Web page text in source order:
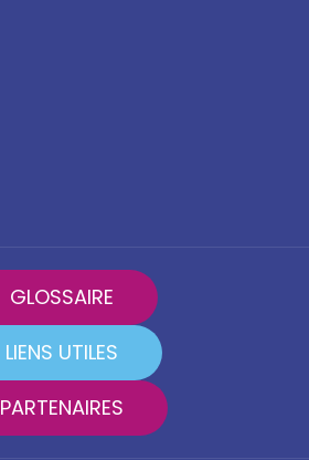
GLOSSAIRE
LIENS UTILES
PARTENAIRES